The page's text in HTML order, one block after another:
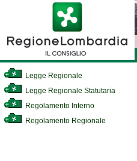
Legge Regionale
Legge Regionale Statutaria
Regolamento Interno
Regolamento Regionale